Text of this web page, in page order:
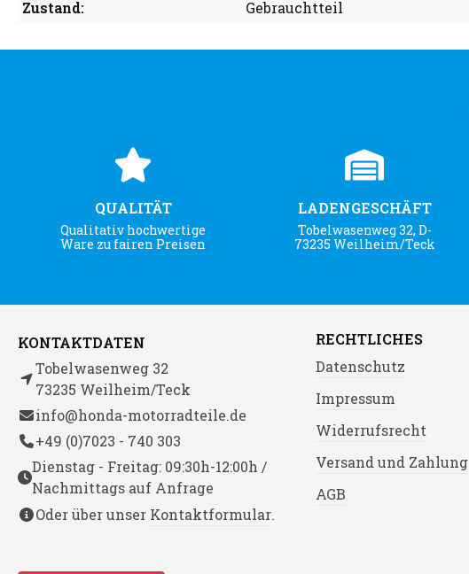
Zustand: Gebrauchtteil
QUALITÄT
Qualitativ hochwertige
Ware zu fairen Preisen
LADENGESCHÄFT
Tobelwasenweg 32, D-
73235 Weilheim/Teck
KONTAKTDATEN
Tobelwasenweg 32
73235 Weilheim/Teck
info@honda-motorradteile.de
+49 (0)7023 - 740 303
Dienstag - Freitag: 09:30h-12:00h /
Nachmittags auf Anfrage
Oder über unser Kontaktformular.
RECHTLICHES
Datenschutz
Impressum
Widerrufsrecht
Versand und Zahlung
AGB